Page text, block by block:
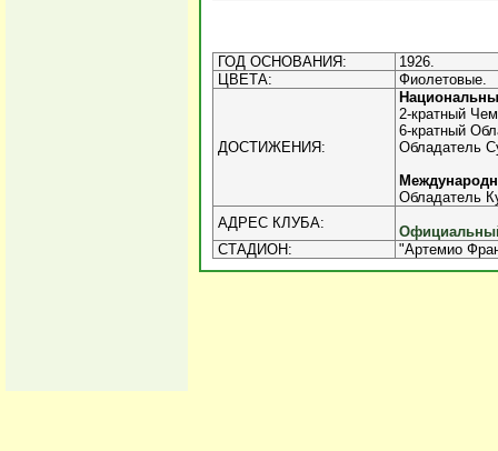
ГОД ОСНОВАНИЯ:
1926.
ЦВЕТА:
Фиолетовые.
ДОСТИЖЕНИЯ:
2-кратный
6-кратный
Обладатель
Обладатель
АДРЕС КЛУБА:
СТАДИОН:
"Артемио